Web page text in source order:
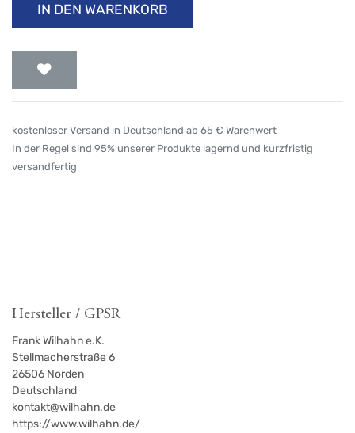
IN DEN WARENKORB
kostenloser Versand in Deutschland ab 65 € Warenwert
In der Regel sind 95% unserer Produkte lagernd und kurzfristig
versandfertig
Hersteller / GPSR
Frank Wilhahn e.K.
Stellmacherstraße 6
26506 Norden
Deutschland
kontakt@wilhahn.de
https://www.wilhahn.de/